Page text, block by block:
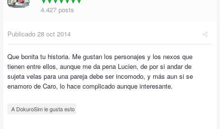
4.427 posts
Publicado 28 oct 2014
Que bonita tu historia. Me gustan los personajes y los nexos que
tienen entre ellos, aunque me da pena Lucien, de por si andar de
sujeta velas para una pareja debe ser incomodo, y más aun si se
enamoro de Caro, lo hace complicado aunque interesante.
A DokuroSim le gusta esto